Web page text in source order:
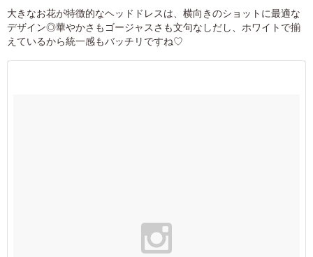
大きなお花が特徴的なヘッドドレスは、横向きのショットに最適な
デザイン◎華やかさもゴージャスさも文句なしだし、ホワイトで揃
えているから統一感もバッチリですね♡